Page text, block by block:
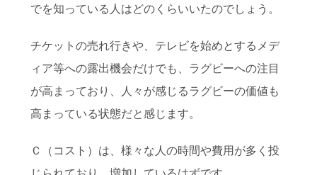
でを知っている人はどのくらいいたのでしょう。
チケットの売れ行きや、テレビを始めとするメデ
ィア等への露出機会だけでも、ラグビーへの注目
が高まっており、人々が感じるラグビーの価値も
高まっている状態だと感じます。
Ｃ（コスト）は、様々な人の時間や費用が多く投